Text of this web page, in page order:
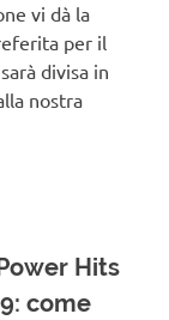
vi dà la
per il
divisa in
nostra
Hits
come